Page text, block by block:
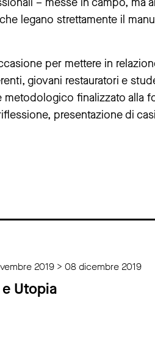
legano strettamente il
per mettere in
giovani restauratori e
finalizzato alla
presentazione di
2019 > 08 dicembre 2019
Utopia